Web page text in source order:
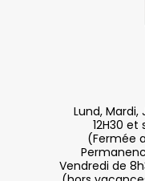
Lund, Mardi,
12H30 et
(Fermée
Vendredi de